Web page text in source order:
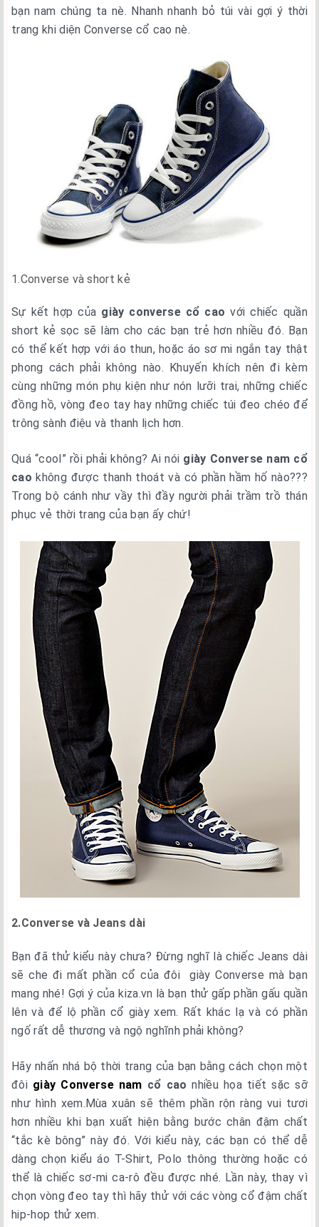
bạn nam chúng ta nè. Nhanh nhanh bỏ túi vài gợi ý thời
trang khi diện Converse cổ cao nè.
1.Converse và short kẻ
Sự kết hợp của giày converse cổ cao với chiếc quần
short kẻ sọc sẽ làm cho các bạn trẻ hơn nhiều đó. Bạn
có thể kết hợp với áo thun, hoặc áo sơ mi ngắn tay thật
phong cách phải không nào. Khuyến khích nên đi kèm
cùng những món phụ kiện như nón lưỡi trai, những chiếc
đồng hồ, vòng đeo tay hay những chiếc túi đeo chéo để
trông sành điệu và thanh lịch hơn.
Quá “cool” rồi phải không? Ai nói giày Converse nam cổ
cao không được thanh thoát và có phần hầm hố nào???
Trong bộ cánh như vầy thì đầy người phải trầm trồ thán
phục vẻ thời trang của bạn ấy chứ!
2.Converse và Jeans dài
Bạn đã thử kiểu này chưa? Đừng nghĩ là chiếc Jeans dài
sẽ che đi mất phần cổ của đôi giày Converse mà bạn
mang nhé! Gợi ý của kiza.vn là bạn thử gấp phần gấu quần
lên và để lộ phần cổ giày xem. Rất khác lạ và có phần
ngố rất dễ thương và ngộ nghĩnh phải không?
Hãy nhấn nhá bộ thời trang của bạn bằng cách chọn một
đôi giày Converse nam cổ cao nhiều họa tiết sặc sỡ
như hình xem.Mùa xuân sẽ thêm phần rộn ràng vui tươi
hơn nhiều khi bạn xuất hiện bằng bước chân đậm chất
“tắc kè bông” này đó. Với kiểu này, các bạn có thể dễ
dàng chọn kiểu áo T-Shirt, Polo thông thường hoặc có
thể là chiếc sơ-mi ca-rô đều được nhé. Lần này, thay vì
chọn vòng đeo tay thì hãy thử với các vòng cổ đậm chất
hip-hop thử xem.